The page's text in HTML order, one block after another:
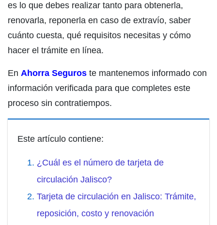
es lo que debes realizar tanto para obtenerla,
renovarla, reponerla en caso de extravío, saber
cuánto cuesta, qué requisitos necesitas y cómo
hacer el trámite en línea.
En Ahorra Seguros te mantenemos informado con
información verificada para que completes este
proceso sin contratiempos.
Este artículo contiene:
¿Cuál es el número de tarjeta de
circulación Jalisco?
Tarjeta de circulación en Jalisco: Trámite,
reposición, costo y renovación